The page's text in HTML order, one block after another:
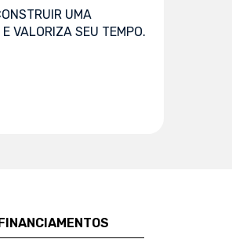
UMA
VALORIZA SEU TEMPO.